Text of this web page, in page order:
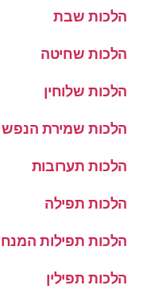
הלכות שבת
הלכות שחיטה
הלכות שלוחין
הלכות שמירת הנפש
הלכות תערובות
הלכות תפילה
הלכות תפילות
הלכות תפילין